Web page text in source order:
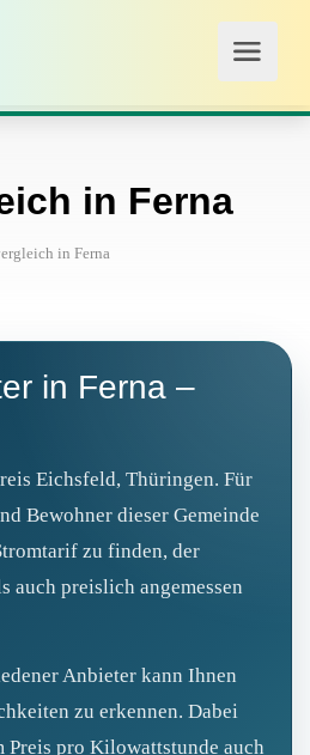
in Ferna
in Ferna
in Ferna –
Eichsfeld, Thüringen. Für
Bewohner dieser Gemeinde
zu finden, der
auch preislich angemessen
Anbieter kann Ihnen
zu erkennen. Dabei
Preis pro Kilowattstunde auch